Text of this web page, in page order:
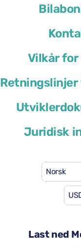
Vilkår
Juridisk
Norsk
Last ned
eller lignende
per
Automatisk
5 seter